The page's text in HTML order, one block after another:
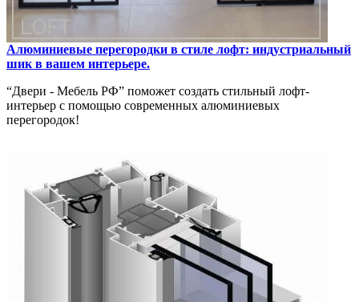
Алюминиевые перегородки в стиле лофт: индустриальный
шик в вашем интерьере.
“Двери - Мебель РФ” поможет создать стильный лофт-
интерьер с помощью современных алюминиевых
перегородок!